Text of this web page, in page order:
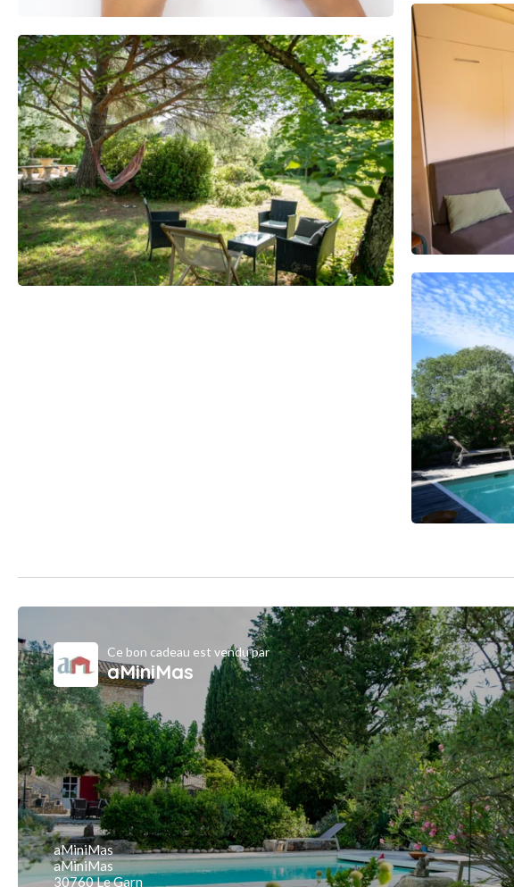
Ce bon cadeau est vendu par
aMiniMas
aMiniMas
aMiniMas
30760 Le Garn